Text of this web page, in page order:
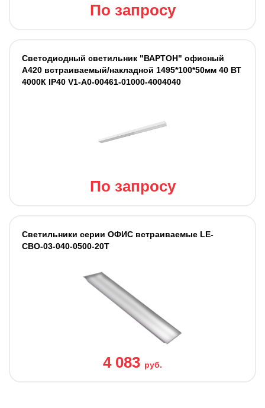
По запросу
Светодиодный светильник "ВАРТОН" офисный
А420 встраиваемый/накладной 1495*100*50мм 40 ВТ
4000К IP40 V1-A0-00461-01000-4004040
По запросу
Светильники серии ОФИС встраиваемые LE-
СВО-03-040-0500-20Т
4 083 руб.